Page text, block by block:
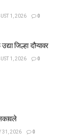
1, 2026 0
जिल्हा दौऱ्यावर
1, 2026 0
31, 2026 0